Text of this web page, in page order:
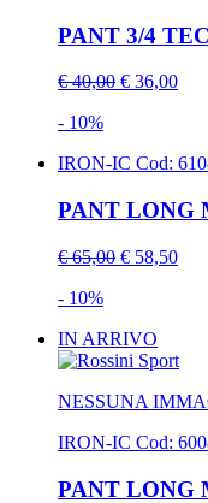
PANT 3/4
€ 40,00 € 36,00
- 10%
IRON-IC Cod:
PANT LONG
€ 65,00 € 58,50
- 10%
IN ARRIVO
NESSUNA
IRON-IC Cod:
PANT LONG